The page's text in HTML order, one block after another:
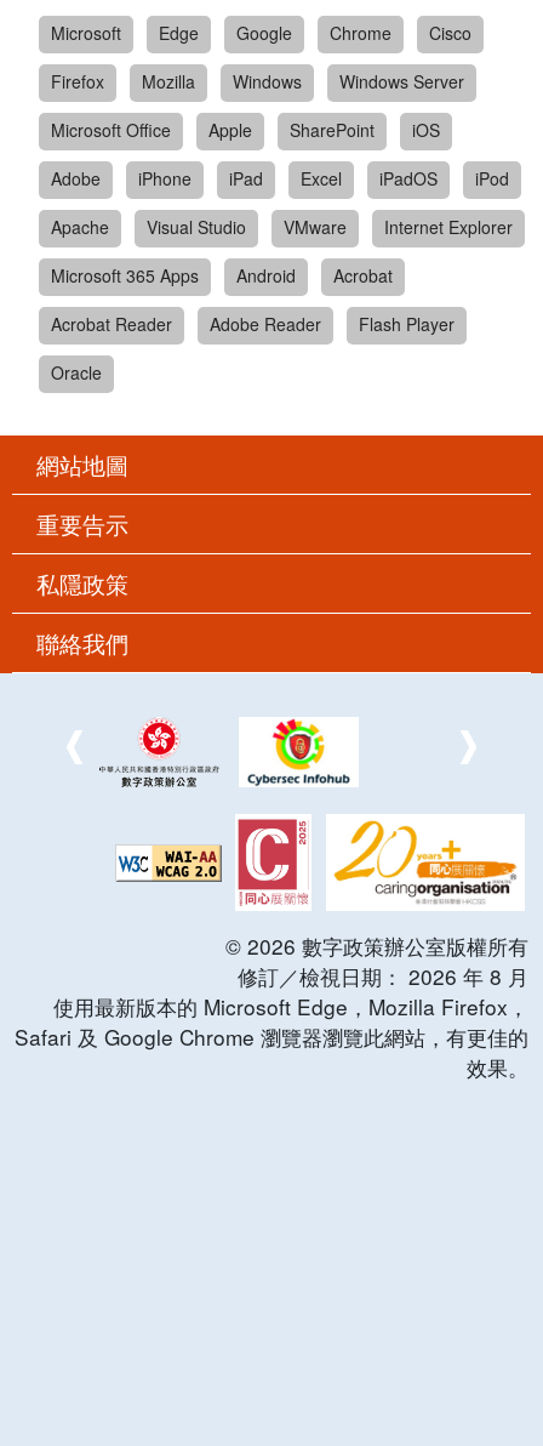
Microsoft Edge Google Chrome
Cisco
Firefox
Mozilla Windows
Windows Server
Microsoft Office
Apple SharePoint
iOS
Adobe
iPhone iPad Excel iPadOS
iPod
Apache
Visual Studio VMware
Internet Explorer
Microsoft 365 Apps
Android
Acrobat
Acrobat Reader
Adobe Reader
Flash Player
Oracle
網站地圖
重要告示
私隱政策
聯絡我們
© 2026 數字政策辦公室版權所有
修訂／檢視日期： 2026 年 8 月
使用最新版本的 Microsoft Edge，Mozilla Firefox，
Safari 及 Google Chrome 瀏覽器瀏覽此網站，有更佳的
效果。